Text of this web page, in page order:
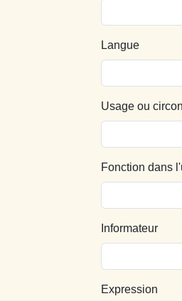
Langue
Usage ou
Fonction dans
Informateur
Expression